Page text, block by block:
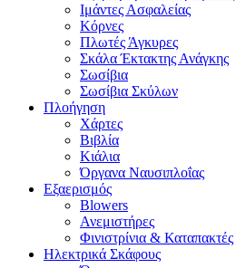
Ιμάντες Ασφαλείας
Κόρνες
Πλωτές Άγκυρες
Σκάλα Έκτακτης Ανάγκης
Σωσίβια
Σωσίβια Σκύλων
Πλοήγηση
Χάρτες
Βιβλία
Κιάλια
Όργανα Ναυσιπλοΐας
Εξαερισμός
Blowers
Ανεμιστήρες
Φινιστρίνια & Καταπακτές
Ηλεκτρικά Σκάφους